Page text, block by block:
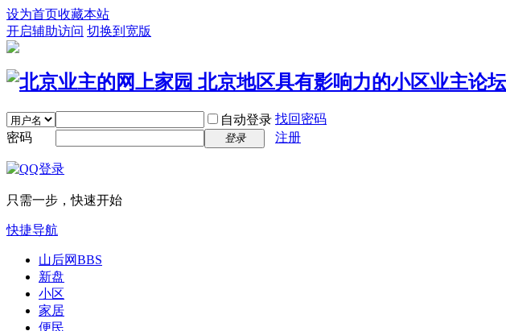
设为首页收藏本站
开启辅助访问 切换到宽版
自动登录 找回密码
密码
登录 注册
只需一步，快速开始
快捷导航
山后网BBS
新盘
小区
家居
便民